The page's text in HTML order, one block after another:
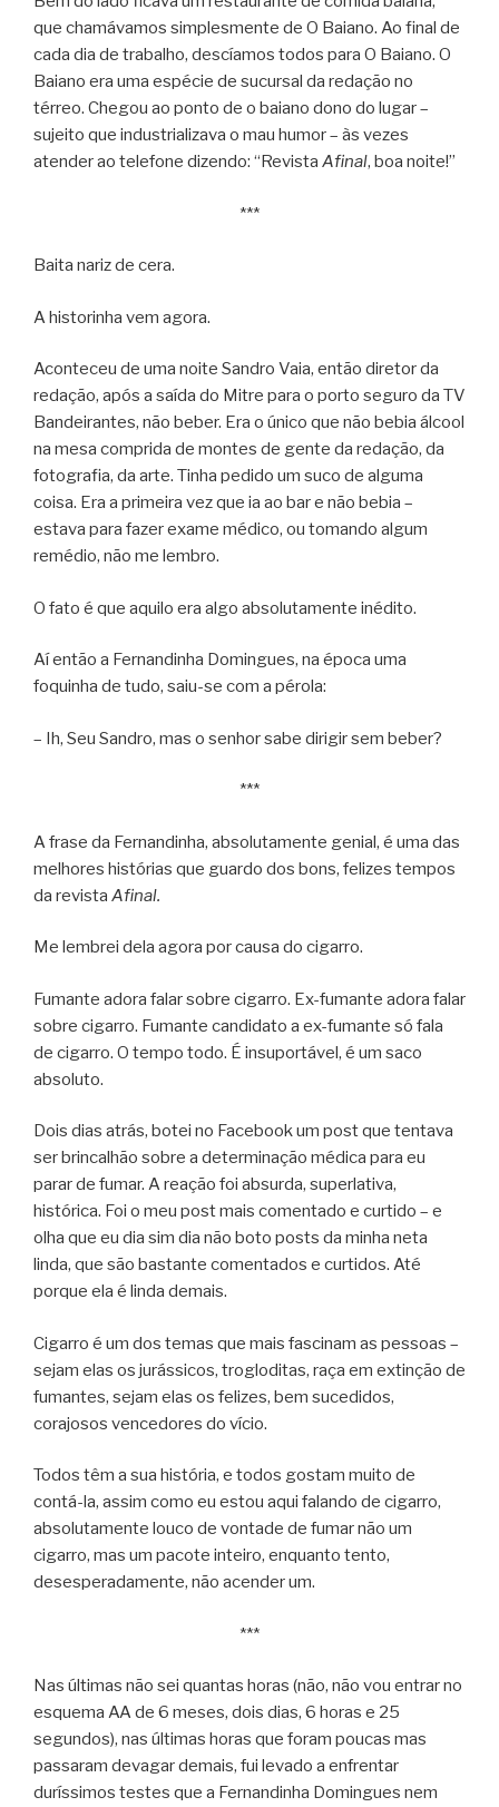
que chamávamos simplesmente de O Baiano. Ao final de
cada dia de trabalho, descíamos todos para O Baiano. O
Baiano era uma espécie de sucursal da redação no
térreo. Chegou ao ponto de o baiano dono do lugar –
sujeito que industrializava o mau humor – às vezes
atender ao telefone dizendo: “Revista Afinal, boa noite!”
***
Baita nariz de cera.
A historinha vem agora.
Aconteceu de uma noite Sandro Vaia, então diretor da
redação, após a saída do Mitre para o porto seguro da TV
Bandeirantes, não beber. Era o único que não bebia álcool
na mesa comprida de montes de gente da redação, da
fotografia, da arte. Tinha pedido um suco de alguma
coisa. Era a primeira vez que ia ao bar e não bebia –
estava para fazer exame médico, ou tomando algum
remédio, não me lembro.
O fato é que aquilo era algo absolutamente inédito.
Aí então a Fernandinha Domingues, na época uma
foquinha de tudo, saiu-se com a pérola:
– Ih, Seu Sandro, mas o senhor sabe dirigir sem beber?
***
A frase da Fernandinha, absolutamente genial, é uma das
melhores histórias que guardo dos bons, felizes tempos
da revista Afinal.
Me lembrei dela agora por causa do cigarro.
Fumante adora falar sobre cigarro. Ex-fumante adora falar
sobre cigarro. Fumante candidato a ex-fumante só fala
de cigarro. O tempo todo. É insuportável, é um saco
absoluto.
Dois dias atrás, botei no Facebook um post que tentava
ser brincalhão sobre a determinação médica para eu
parar de fumar. A reação foi absurda, superlativa,
histórica. Foi o meu post mais comentado e curtido – e
olha que eu dia sim dia não boto posts da minha neta
linda, que são bastante comentados e curtidos. Até
porque ela é linda demais.
Cigarro é um dos temas que mais fascinam as pessoas –
sejam elas os jurássicos, trogloditas, raça em extinção de
fumantes, sejam elas os felizes, bem sucedidos,
corajosos vencedores do vício.
Todos têm a sua história, e todos gostam muito de
contá-la, assim como eu estou aqui falando de cigarro,
absolutamente louco de vontade de fumar não um
cigarro, mas um pacote inteiro, enquanto tento,
desesperadamente, não acender um.
***
Nas últimas não sei quantas horas (não, não vou entrar no
esquema AA de 6 meses, dois dias, 6 horas e 25
segundos), nas últimas horas que foram poucas mas
passaram devagar demais, fui levado a enfrentar
duríssimos testes que a Fernandinha Domingues nem